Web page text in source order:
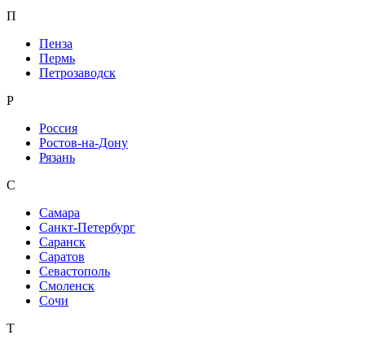
П
Пенза
Пермь
Петрозаводск
Р
Россия
Ростов-на-Дону
Рязань
С
Самара
Санкт-Петербург
Саранск
Саратов
Севастополь
Смоленск
Сочи
Т